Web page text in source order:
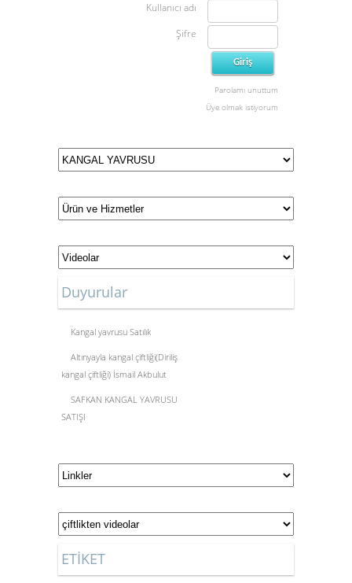
Kullanıcı adı
Şifre
Parolamı unuttum
Üye olmak istiyorum
Duyurular
Kangal yavrusu Satılık
Altınyayla kangal çiftliği(Diriliş
kangal çiftliği) İsmail Akbulut
SAFKAN KANGAL YAVRUSU
SATIŞI
ETİKET